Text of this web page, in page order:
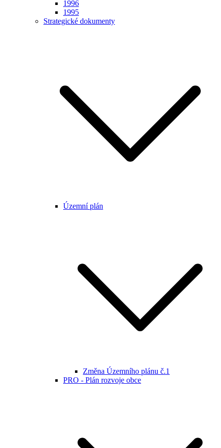
1996
1995
Strategické dokumenty
Územní plán
Změna Územního plánu č.1
PRO - Plán rozvoje obce